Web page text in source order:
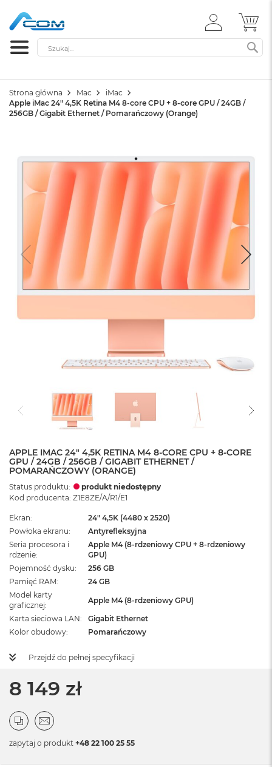
ZALOGUJ
SIĘ
Szukaj
Strona główna Mac
iMac
Apple iMac 24" 4,5K Retina M4 8-core CPU + 8-core GPU / 24GB /
256GB / Gigabit Ethernet / Pomarańczowy (Orange)
APPLE IMAC 24" 4,5K RETINA M4 8-CORE CPU + 8-CORE
GPU / 24GB / 256GB / GIGABIT ETHERNET /
POMARAŃCZOWY (ORANGE)
Status produktu:
produkt niedostępny
Kod producenta: Z1E8ZE/A/R1/E1
Ekran
24" 4,5K (4480 x 2520)
Powłoka ekranu
Antyrefleksyjna
Seria procesora i
rdzenie
Apple M4 (8-rdzeniowy CPU + 8-rdzeniowy
GPU)
Pojemność dysku
256 GB
Pamięć RAM
24 GB
Model karty
graficznej
Apple M4 (8-rdzeniowy GPU)
Karta sieciowa LAN
Gigabit Ethernet
Kolor obudowy
Pomarańczowy
Przejdź do pełnej specyfikacji
8 149 zł
zapytaj o produkt +48 22 100 25 55